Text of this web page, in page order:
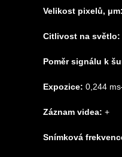
Velikost pixelů, μm:
Citlivost na světlo:
Poměr signálu k
Expozice: 0,244
Záznam videa: +
Snímková